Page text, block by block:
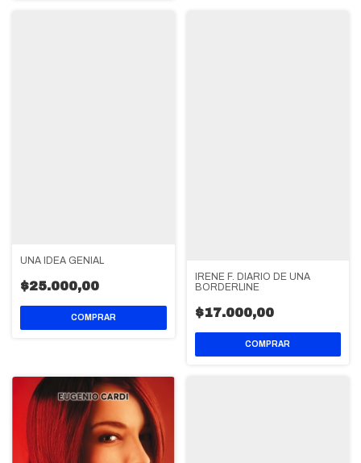
UNA IDEA GENIAL
$25.000,00
IRENE F. DIARIO DE UNA
BORDERLINE
$17.000,00